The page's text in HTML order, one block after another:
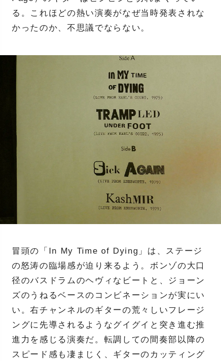
る。これほどの熱い演奏がなぜ当時発表されな
かったのか、不思議でならない。
冒頭の「In My Time of Dying」は、ステージ
の怒涛の臨場感が迫り来るよう。ボンゾの大口
径のバスドラムのヘヴィなビートと、ジョーン
ズのうねるベースのコンビネーションが実にい
い。右チャンネルのギターの荒々しいフレージ
ングに先導されるようなグイグイと突き進む推
進力を感じる演奏だ。転調しての間奏部以降の
スピード感も凄まじく、ギターのカッティング